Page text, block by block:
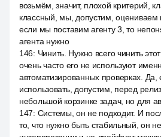
возьмём, значит, плохой критерий,
классный, мы, допустим, оцениваем
если мы поставим агенту 3, то
агента нужно
146: Чинить. Нужно всего чинить
очень часто его не используют
автоматизированных проверках. Да,
использовать, допустим, перед
небольшой корзинке задач, но для
147: Системы, он не подходит. И
то, что нужно быть стабильный, он